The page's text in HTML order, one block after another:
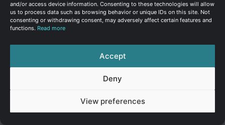
and/or access device information. Consenting to these technologies will allow
us to process data such as browsing behavior or unique IDs on this site. Not
consenting or withdrawing consent, may adversely affect certain features and
functions. Read more
Accept
Deny
View preferences
Κάτοχος άδειας νοσηλευτηρίου:
…………………………………………………………………………………………
Διοικητικός Διευθυντής